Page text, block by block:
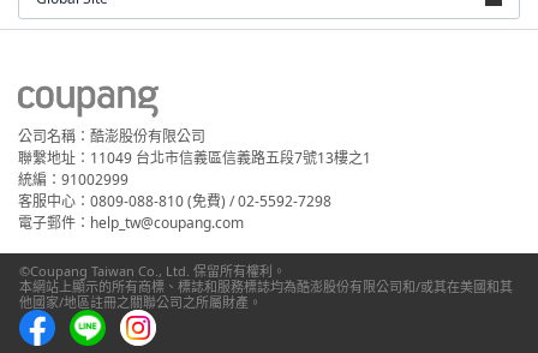
公司名稱：酷澎股份有限公司
聯繫地址：11049 台北市信義區信義路五段7號13樓之1
統編：91002999
客服中心：0809-088-810 (免費) / 02-5592-7298
電子郵件：help_tw@coupang.com
本網站上顯示的所有商標、標誌和服務標誌均為酷澎股份有限公司和/或其在美國和其
他國家/地區註冊之關聯公司之所屬財產。